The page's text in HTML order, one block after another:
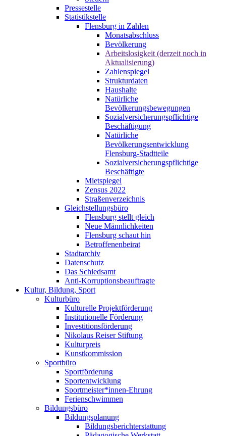
Pressestelle
Statistikstelle
Flensburg in Zahlen
Monatsabschluss
Bevölkerung
Arbeitslosigkeit (derzeit noch in
Aktualisierung)
Zahlenspiegel
Strukturdaten
Haushalte
Natürliche
Bevölkerungsbewegungen
Sozialversicherungspflichtige
Beschäftigung
Natürliche
Bevölkerungsentwicklung
Flensburg-Stadtteile
Sozialversicherungspflichtige
Beschäftigte
Mietspiegel
Zensus 2022
Straßenverzeichnis
Gleichstellungsbüro
Flensburg stellt gleich
Neue Männlichkeiten
Flensburg schaut hin
Betroffenenbeirat
Stadtarchiv
Datenschutz
Das Schiedsamt
Anti-Korruptionsbeauftragte
Kultur, Bildung, Sport
Kulturbüro
Kulturelle Projektförderung
Institutionelle Förderung
Investitionsförderung
Nikolaus Reiser Stiftung
Kulturpreis
Kunstkommission
Sportbüro
Sportförderung
Sportentwicklung
Sportmeister*innen-Ehrung
Ferienschwimmen
Bildungsbüro
Bildungsplanung
Bildungsberichterstattung